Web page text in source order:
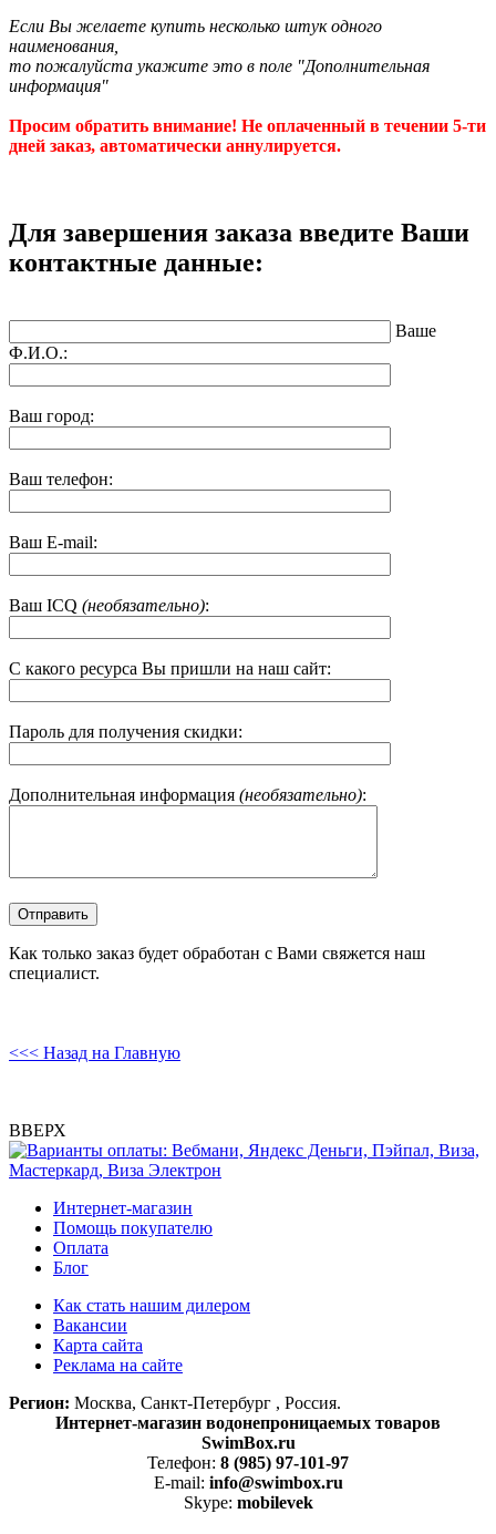
Если Вы желаете купить несколько штук одного
наименования,
то пожалуйста укажите это в поле "Дополнительная
информация"
Просим обратить внимание! Не оплаченный в течении 5-ти
дней заказ, автоматически аннулируется.
Для завершения заказа введите Ваши
контактные данные:
Ваше
Ф.И.О.:
Ваш город:
Ваш телефон:
Ваш E-mail:
Ваш ICQ (необязательно):
С какого ресурса Вы пришли на наш сайт:
Пароль для получения скидки:
Дополнительная информация (необязательно):
Как только заказ будет обработан с Вами свяжется наш
специалист.
<<< Назад на Главную
ВВЕРХ
Интернет-магазин
Помощь покупателю
Оплата
Блог
Как стать нашим дилером
Вакансии
Карта сайта
Реклама на сайте
Регион: Москва, Санкт-Петербург , Россия.
Интернет-магазин водонепроницаемых товаров
SwimBox.ru
Телефон: 8 (985) 97-101-97
E-mail: info@swimbox.ru
Skype: mobilevek